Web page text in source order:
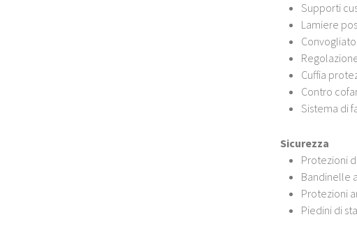
Supporti
Lamiere
Cuffia
Contro
Sistema di
Sicurezza
Protezioni
Bandinelle
Protezioni
Piedini di